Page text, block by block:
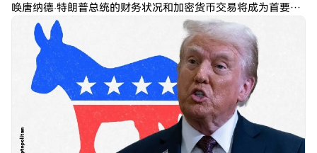
唤唐纳德·特朗普总统的财务状况和加密货币交易将成为首要任
务。 与此同时，加密货币行业的市场结构法案——《CLARITY
法案》——可能会被搁置远超